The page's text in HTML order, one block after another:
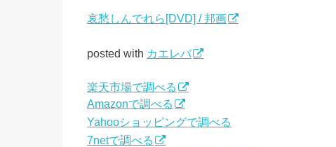
哀愁しんでれら[DVD] / 邦画
posted with カエレバ
楽天市場で調べる
Amazonで調べる
Yahooショッピングで調べる
7netで調べる